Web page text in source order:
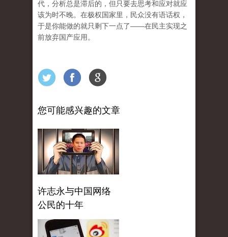
代，分析总是滞后的，但只要去思考和应对就应
该为时不晚。在极权国家里，民众没有语话权，
于是你能做的就只剩下一点了——在民主实现之
前放弃国产应用 。
您可能感兴趣的文章
许志永与中国网络
公民的十年